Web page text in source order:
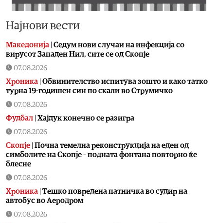
Најнови вести
Македонија | Седум нови случаи на инфекција со
вирусот Западен Нил, сите се од Скопје
07.08.2026
Хроника | Обвинителство испитува зошто и како татко
турна 19-годишен син по скали во Струмичко
07.08.2026
Фудбал | Хајдук конечно се разигра
07.08.2026
Скопје | Почна темелна реконструкција на еден од
симболите на Скопје – подната фонтана повторно ќе
блесне
07.08.2026
Хроника | Тешко повредена патничка во судир на
автобус во Аеродром
07.08.2026